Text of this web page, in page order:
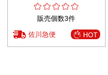
販売個数3件
佐川急便 HOT